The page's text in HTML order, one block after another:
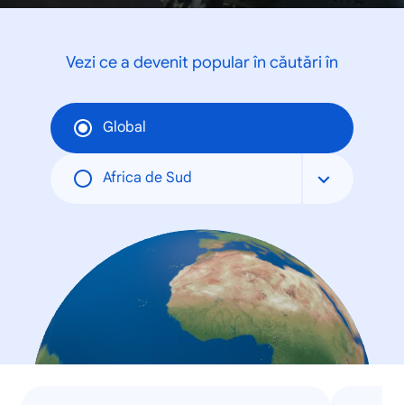
Vezi ce a devenit popular în căutări în
Global
Africa de Sud